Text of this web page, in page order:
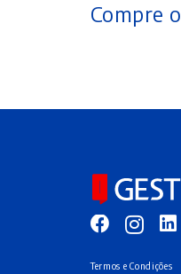
Compre
Termos e Condições